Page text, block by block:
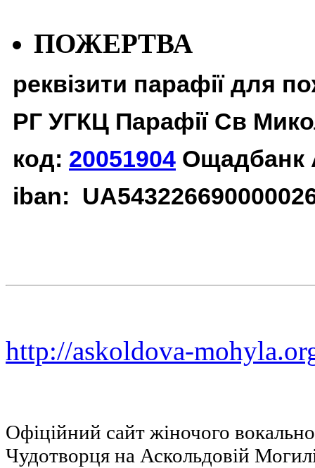
ПОЖЕРТВА
реквізити парафії для
РГ УГКЦ Парафії Св
код: 20051904 Ощадбанк
iban:
http://askoldova-
Офіційний сайт жіночого
Чудотворця на Аскольдовій